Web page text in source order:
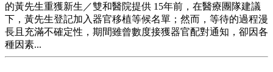
的黃先生重獲新生／雙和醫院提供 15年前，在醫療團隊建議
下，黃先生登記加入器官移植等候名單；然而，等待的過程漫
長且充滿不確定性，期間雖曾數度接獲器官配對通知，卻因各
種因素...